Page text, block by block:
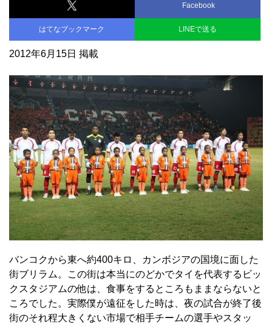
Facebook
はてなブックマーク LINEで送る
2012年6月15日 掲載
バンコクから東へ約400キロ、カンボジアの国境に面した
街ブリラム。この街は本当にのどかでタイを代表するビッ
クスタジアムの他は、食事をするところもままならないと
ころでした。実際僕が遠征をした時は、夜の試合が終了後
街のそれ程大きくない市場で相手チームの選手やスタッ